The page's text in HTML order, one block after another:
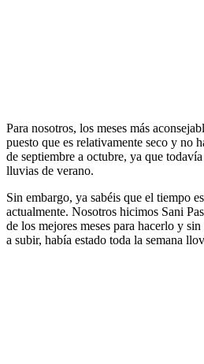
Para nosotros, los meses más
puesto que es relativamente seco y no
de septiembre a octubre, ya que
lluvias de verano.
Sin embargo, ya sabéis que el tiempo
actualmente. Nosotros hicimos Sani
de los mejores meses para hacerlo y
a subir, había estado toda la semana